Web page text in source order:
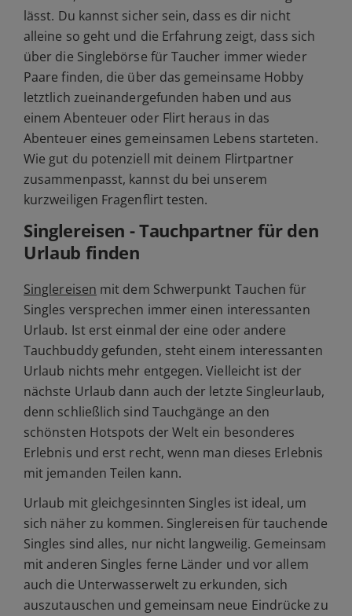
lässt. Du kannst sicher sein, dass es dir nicht
alleine so geht und die Erfahrung zeigt, dass sich
über die Singlebörse für Taucher immer wieder
Paare finden, die über das gemeinsame Hobby
letztlich zueinandergefunden haben und aus
einem Abenteuer oder Flirt heraus in das
Abenteuer eines gemeinsamen Lebens starteten.
Wie gut du potenziell mit deinem Flirtpartner
zusammenpasst, kannst du bei unserem
kurzweiligen Fragenflirt testen.
Singlereisen - Tauchpartner für den
Urlaub finden
Singlereisen mit dem Schwerpunkt Tauchen für
Singles versprechen immer einen interessanten
Urlaub. Ist erst einmal der eine oder andere
Tauchbuddy gefunden, steht einem interessanten
Urlaub nichts mehr entgegen. Vielleicht ist der
nächste Urlaub dann auch der letzte Singleurlaub,
denn schließlich sind Tauchgänge an den
schönsten Hotspots der Welt ein besonderes
Erlebnis und erst recht, wenn man dieses Erlebnis
mit jemanden Teilen kann.
Urlaub mit gleichgesinnten Singles ist ideal, um
sich näher zu kommen. Singlereisen für tauchende
Singles sind alles, nur nicht langweilig. Gemeinsam
mit anderen Singles ferne Länder und vor allem
auch die Unterwasserwelt zu erkunden, sich
auszutauschen und gemeinsam neue Eindrücke zu